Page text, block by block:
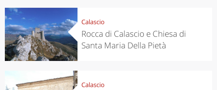
Calascio
Rocca di Calascio e Chiesa di
Santa Maria Della Pietà
Calascio